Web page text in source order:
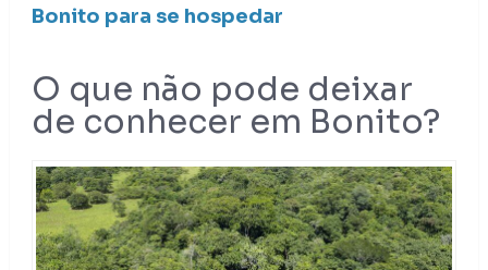
Bonito para se hospedar
O que não pode deixar
de conhecer em Bonito?